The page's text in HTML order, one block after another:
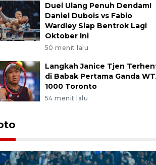
Duel Ulang Penuh Dendam!
Daniel Dubois vs Fabio
Wardley Siap Bentrok Lagi
Oktober Ini
50 menit lalu
Langkah Janice Tjen
di Babak Pertama Ganda
1000 Toronto
54 menit lalu